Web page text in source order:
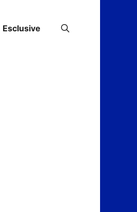
Esclusive